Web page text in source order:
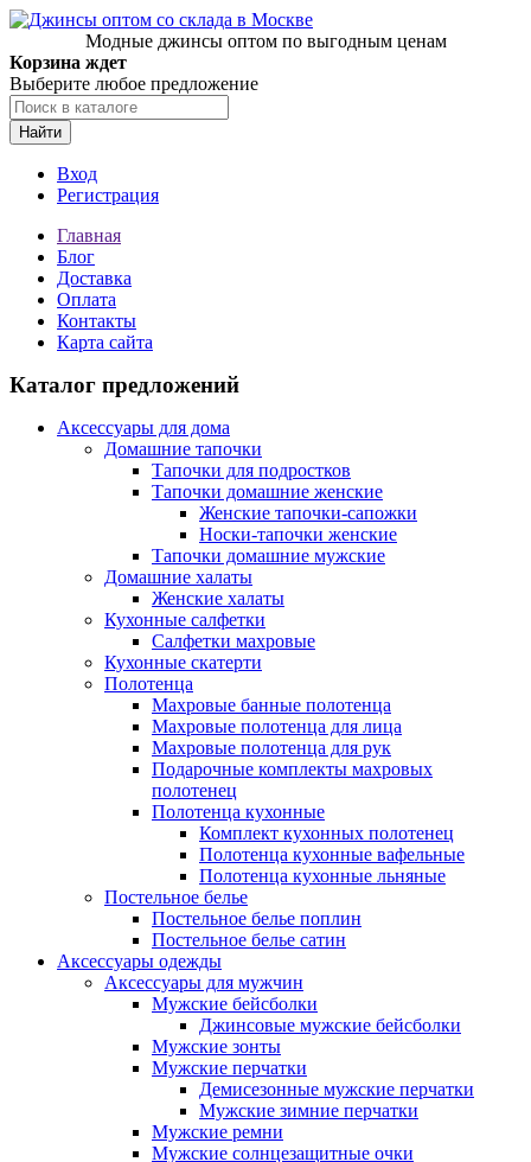
Модные джинсы оптом по выгодным ценам
Корзина ждет
Выберите любое предложение
Найти
Вход
Регистрация
Главная
Блог
Доставка
Оплата
Контакты
Карта сайта
Каталог предложений
Аксессуары для дома
Домашние тапочки
Тапочки для подростков
Тапочки домашние женские
Женские тапочки-сапожки
Носки-тапочки женские
Тапочки домашние мужские
Домашние халаты
Женские халаты
Кухонные салфетки
Салфетки махровые
Кухонные скатерти
Полотенца
Махровые банные полотенца
Махровые полотенца для лица
Махровые полотенца для рук
Подарочные комплекты махровых
полотенец
Полотенца кухонные
Комплект кухонных полотенец
Полотенца кухонные вафельные
Полотенца кухонные льняные
Постельное белье
Постельное белье поплин
Постельное белье сатин
Аксессуары одежды
Аксессуары для мужчин
Мужские бейсболки
Джинсовые мужские бейсболки
Мужские зонты
Мужские перчатки
Демисезонные мужские перчатки
Мужские зимние перчатки
Мужские ремни
Мужские солнцезащитные очки